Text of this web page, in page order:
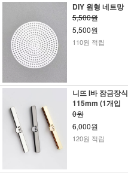
DIY 원형 네트망
5,500원
5,500원
110원 적립
니뜨 I바 잠금장식
115mm (1개입
0원
6,000원
120원 적립